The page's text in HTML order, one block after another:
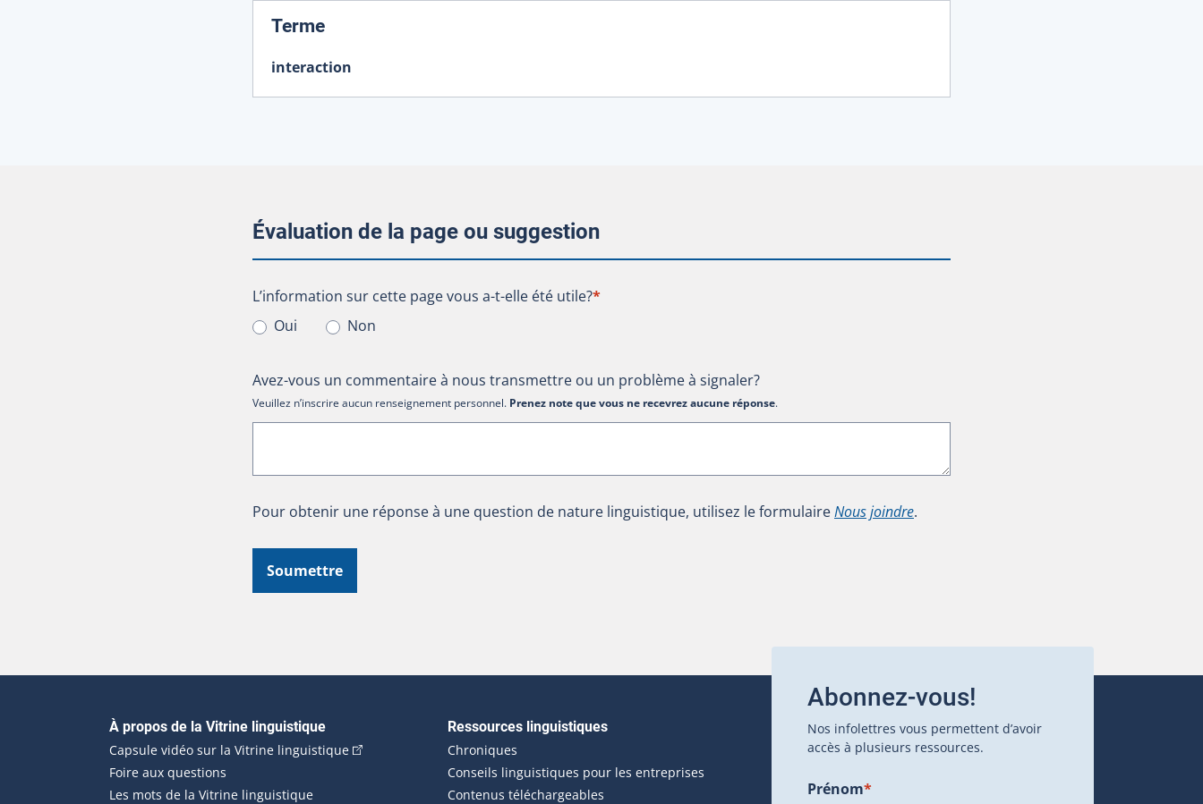
Terme:
interaction
Évaluation de la page ou suggestion
L’information sur cette page vous a-t-elle été utile?
L’information sur cette page vous a-t-elle été utile?*
Oui
Non
Avez-vous un commentaire à nous transmettre ou un problème à signaler?
Veuillez n’inscrire aucun renseignement personnel. Prenez note que vous ne recevrez aucune réponse.
Pour obtenir une réponse à une question de nature linguistique, utilisez le formulaireNous joindre.
Soumettre
Navigation principale
À propos de la Vitrine linguistique
Capsule vidéo sur la Vitrine linguistique(Cet hyperlien externe s'ouvrira dans une nouvelle fenêtre.)
Foire aux questions
Les mots de la Vitrine linguistique
Ressources linguistiques
Chroniques
Conseils linguistiques pour les entreprises
Contenus téléchargeables
Abonnez-vous!
Nos infolettres vous permettent d’avoir
accès à plusieurs ressources.
Prénom*